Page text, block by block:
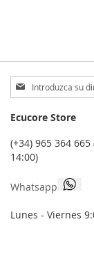
Inscríbase
a
boletín
de
noticias:
Ecucore Store
(+34) 965 364
14:00)
Whatsapp
Lunes - Viernes